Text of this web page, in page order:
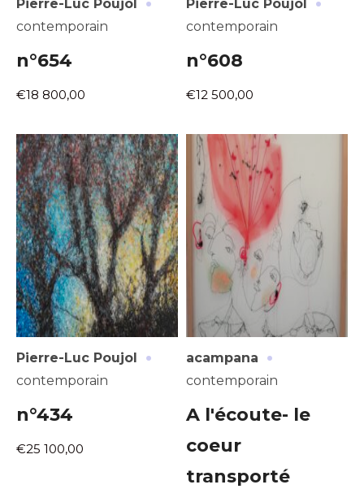
Pierre-Luc Poujol
contemporain
n°654
€18 800,00
Pierre-Luc Poujol
contemporain
n°608
€12 500,00
Pierre-Luc Poujol ·
contemporain
n°434
€25 100,00
acampana ·
contemporain
A l'écoute- le
coeur
transporté